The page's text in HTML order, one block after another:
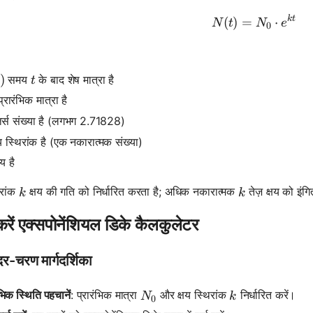
N(t) =
N(t) = N0 ⋅ ekt
) समय t
tके बाद शेष मात्रा है
मात्रा है
संख्या है (लगभग 2.71828)
स्थिरांक है (एक नकारात्मक संख्या)
है
k
k क्षय की गति को निर्धारित करता है; अधिक नकारात्मक k
k तेज़ क्षय को
एक्सपोनेंशियल डिके कैलकुलेटर
चरण मार्गदर्शिका
स्थिति पहचानें: प्रारंभिक मात्रा N_0
N0 और क्षय स्थिरांक k
k निर्धारित करें।